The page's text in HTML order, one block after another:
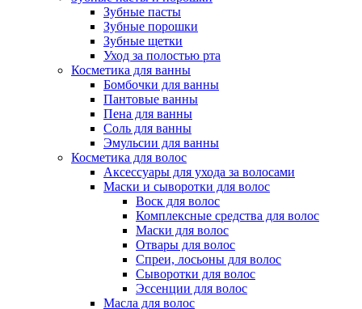
Зубные пасты
Зубные порошки
Зубные щетки
Уход за полостью рта
Косметика для ванны
Бомбочки для ванны
Пантовые ванны
Пена для ванны
Соль для ванны
Эмульсии для ванны
Косметика для волос
Аксессуары для ухода за волосами
Маски и сыворотки для волос
Воск для волос
Комплексные средства для волос
Маски для волос
Отвары для волос
Спреи, лосьоны для волос
Сыворотки для волос
Эссенции для волос
Масла для волос